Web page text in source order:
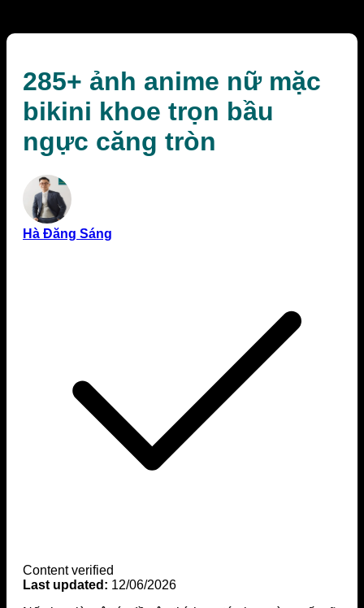
285+ ảnh anime nữ mặc
bikini khoe trọn bầu
ngực căng tròn
Hà Đăng Sáng
Content verified
Last updated: 12/06/2026